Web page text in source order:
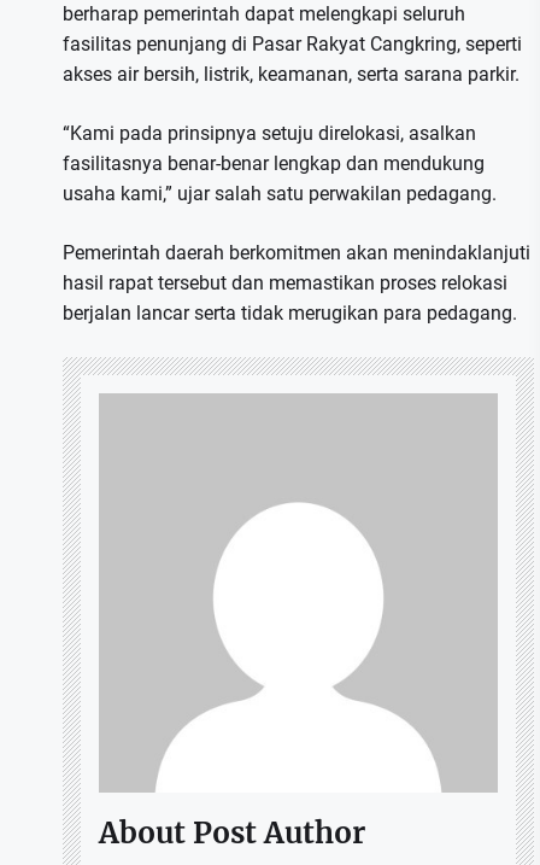
berharap pemerintah dapat melengkapi seluruh
fasilitas penunjang di Pasar Rakyat Cangkring, seperti
akses air bersih, listrik, keamanan, serta sarana parkir.
“Kami pada prinsipnya setuju direlokasi, asalkan
fasilitasnya benar-benar lengkap dan mendukung
usaha kami,” ujar salah satu perwakilan pedagang.
Pemerintah daerah berkomitmen akan menindaklanjuti
hasil rapat tersebut dan memastikan proses relokasi
berjalan lancar serta tidak merugikan para pedagang.
About Post Author